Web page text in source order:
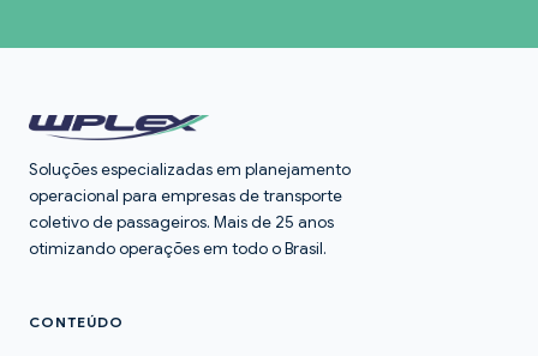
Soluções especializadas em planejamento
operacional para empresas de transporte
coletivo de passageiros. Mais de 25 anos
otimizando operações em todo o Brasil.
CONTEÚDO